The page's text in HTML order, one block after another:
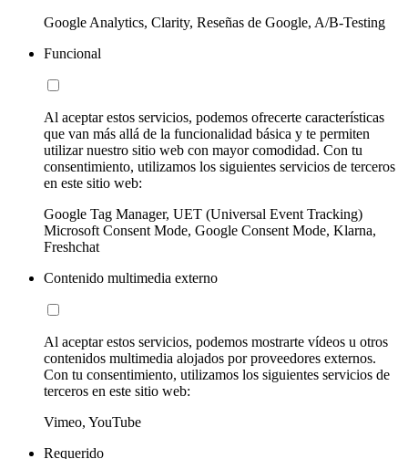
Google Analytics, Clarity, Reseñas de Google, A/B-Testing
Funcional
Al aceptar estos servicios, podemos ofrecerte características
que van más allá de la funcionalidad básica y te permiten
utilizar nuestro sitio web con mayor comodidad. Con tu
consentimiento, utilizamos los siguientes servicios de terceros
en este sitio web:
Google Tag Manager, UET (Universal Event Tracking)
Microsoft Consent Mode, Google Consent Mode, Klarna,
Freshchat
Contenido multimedia externo
Al aceptar estos servicios, podemos mostrarte vídeos u otros
contenidos multimedia alojados por proveedores externos.
Con tu consentimiento, utilizamos los siguientes servicios de
terceros en este sitio web:
Vimeo, YouTube
Requerido